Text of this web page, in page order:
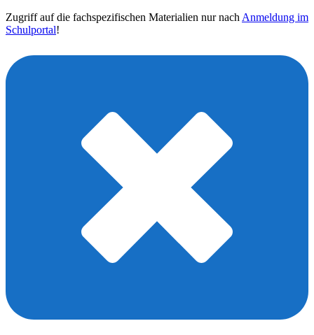
Zugriff auf die fachspezifischen Materialien nur nach Anmeldung im
Schulportal!